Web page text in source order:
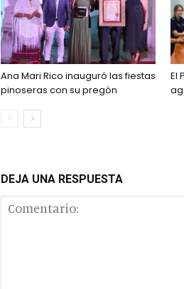
Ana Mari Rico inauguró las fiestas
pinoseras con su pregón
El
DEJA UNA RESPUESTA